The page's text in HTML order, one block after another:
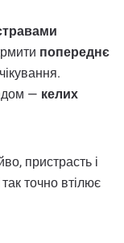
попереднє
— келих
пристрасть і
точно втілює